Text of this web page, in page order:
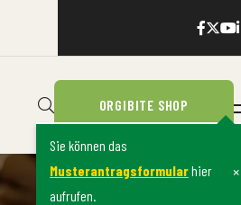
ORGIBITE SHOP
Sie können das
Musterantragsformularhier
aufrufen.
×